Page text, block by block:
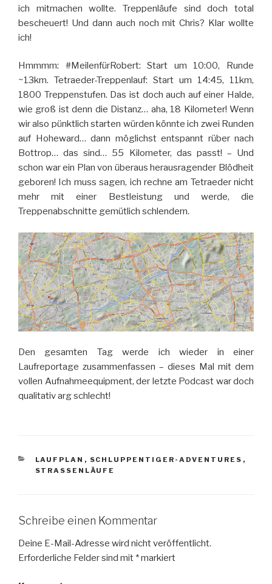
ich mitmachen wollte. Treppenläufe sind doch total
bescheuert! Und dann auch noch mit Chris? Klar wollte
ich!
Hmmmm: #MeilenfürRobert: Start um 10:00, Runde
~13km. Tetraeder-Treppenlauf: Start um 14:45, 11km,
1800 Treppenstufen. Das ist doch auch auf einer Halde,
wie groß ist denn die Distanz… aha, 18 Kilometer! Wenn
wir also pünktlich starten würden könnte ich zwei Runden
auf Hoheward… dann möglichst entspannt rüber nach
Bottrop… das sind… 55 Kilometer, das passt! – Und
schon war ein Plan von überaus herausragender Blödheit
geboren! Ich muss sagen, ich rechne am Tetraeder nicht
mehr mit einer Bestleistung und werde, die
Treppenabschnitte gemütlich schlendern.
Den gesamten Tag werde ich wieder in einer
Laufreportage zusammenfassen – dieses Mal mit dem
vollen Aufnahmeequipment, der letzte Podcast war doch
qualitativ arg schlecht!
KATEGORIEN
LAUFPLAN , SCHLUPPENTIGER-ADVENTURES ,
STRASSENLÄUFE
Schreibe einen Kommentar
Deine E-Mail-Adresse wird nicht veröffentlicht.
Erforderliche Felder sind mit *markiert